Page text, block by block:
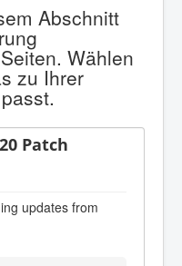
Abschnitt
Wählen
zu Ihrer
Patch
updates from